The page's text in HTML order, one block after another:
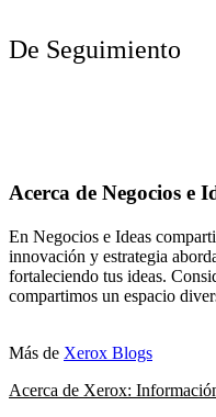
De Seguimiento
Acerca de Negocios e
En Negocios e Ideas
innovación y estrategia
fortaleciendo tus ideas.
compartimos un espacio
Más de Xerox Blogs
Acerca de Xerox: